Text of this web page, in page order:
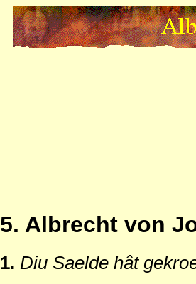
5. Albrecht von
1. Diu Saelde hât